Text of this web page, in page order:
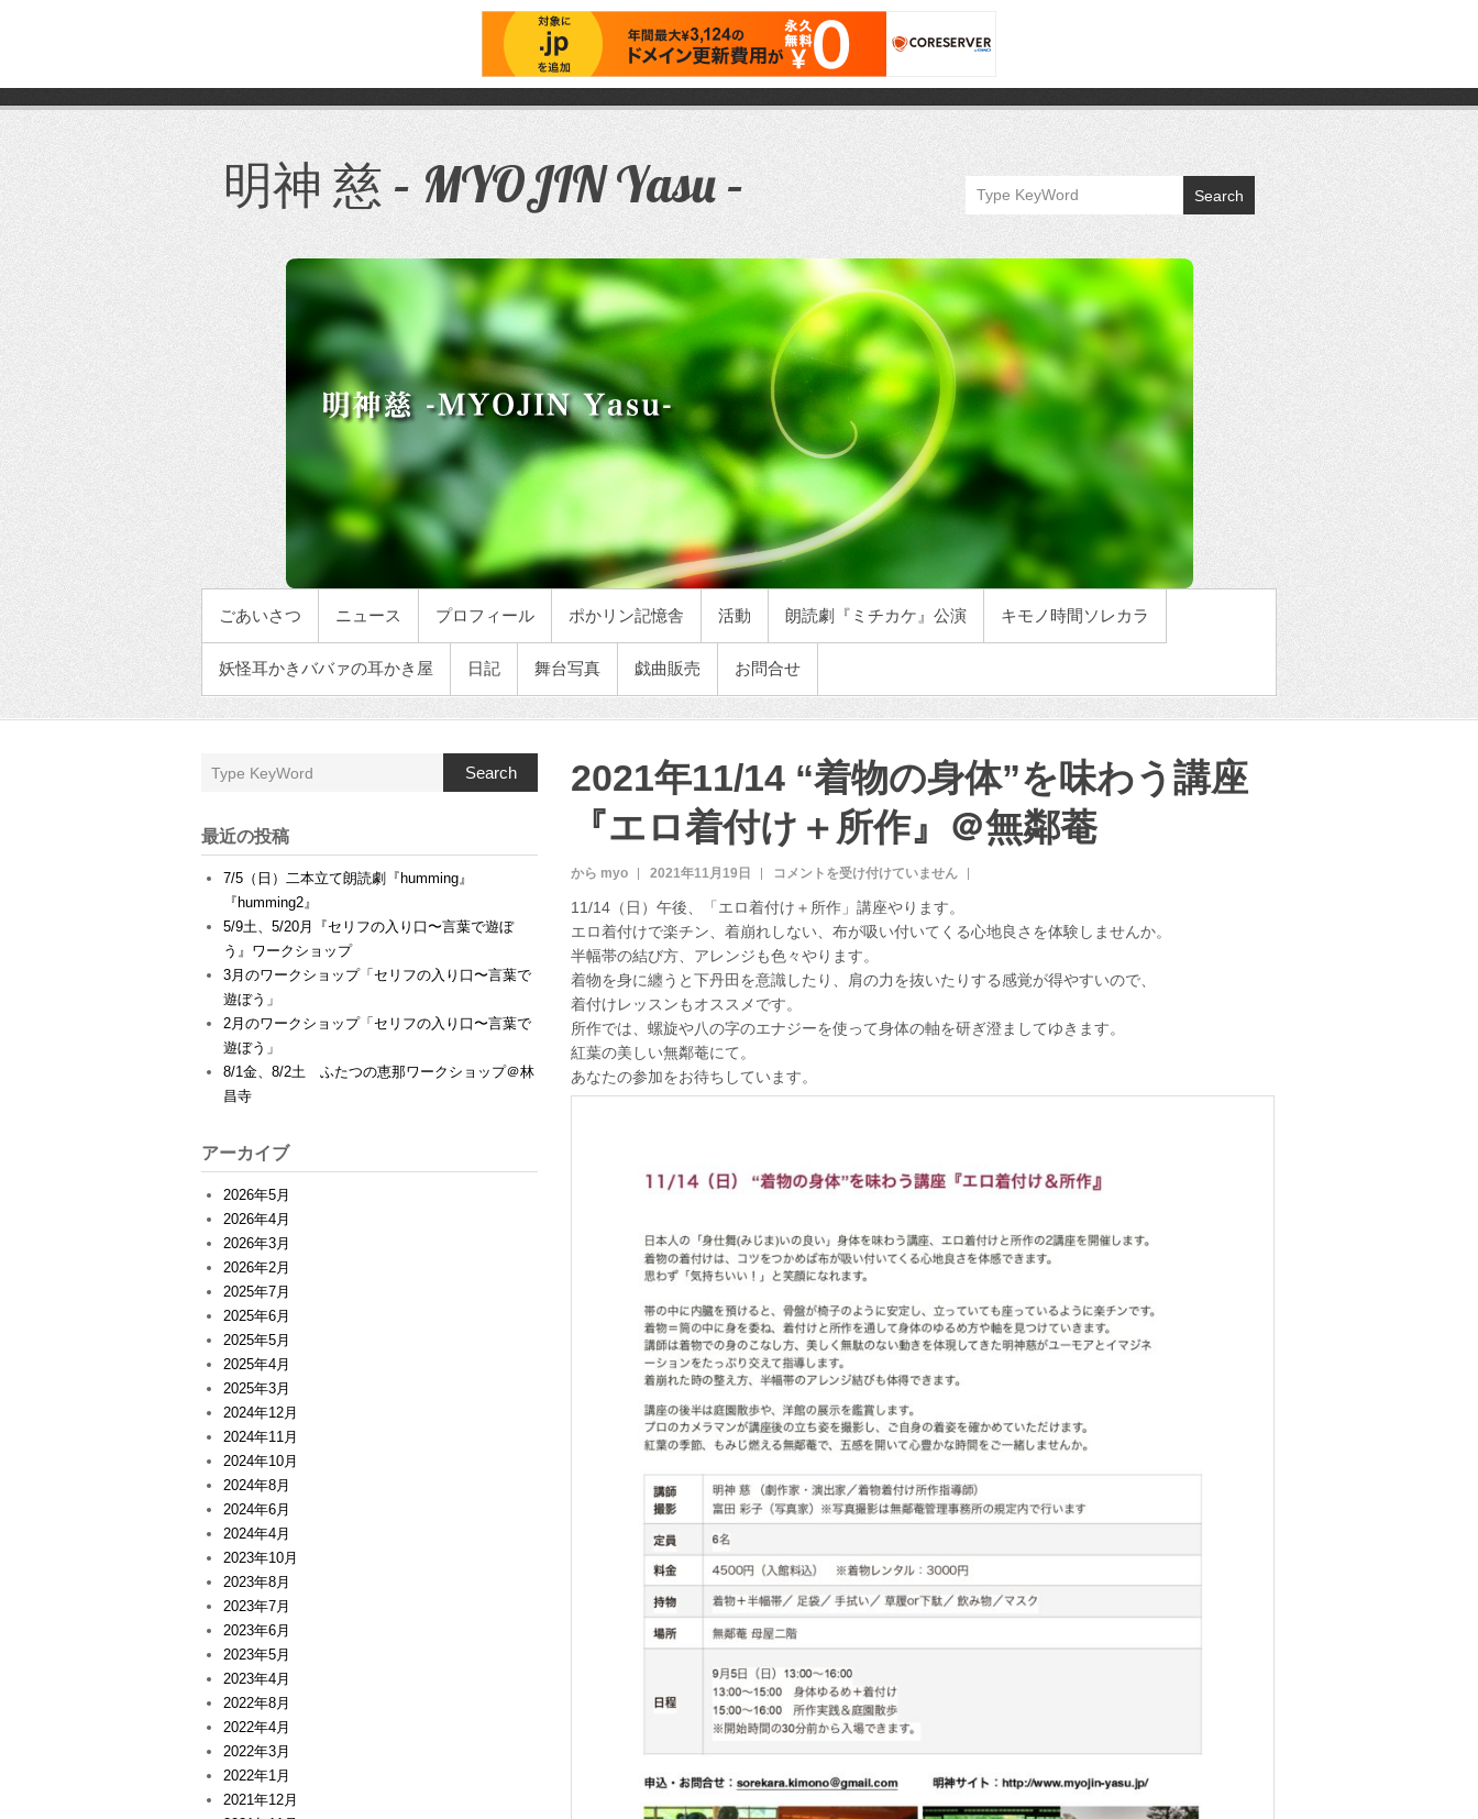
プ
明神 慈 – MYOJIN Yasu – Search
メインメニュー
ごあいさつ ニュース プロフィール ポかリン記憶舎 活動 朗読劇『ミチカケ』公演 キモノ時間ソレカラ
妖怪耳かきババァの耳かき屋 日記 舞台写真 戯曲販売 お問合せ
2021年11/14 “着物の身体”を味わう講座
『エロ着付け＋所作』＠無鄰菴
から myo 2021年11月19日
2
2
1
年
1
1
1
“
体
味
わ
講
座
『
エ
着
付
所
作
＠
無
鄰
菴
は
コメントを受け付けていません
11/14（日）午後、「エロ着付け＋所作」講座やります。
エロ着付けで楽チン、着崩れしない、布が吸い付いてくる心地良さを体験しませんか。
半幅帯の結び方、アレンジも色々やります。
着物を身に纏うと下丹田を意識したり、肩の力を抜いたりする感覚が得やすいので、
着付けレッスンもオススメです。
所作では、螺旋や八の字のエナジーを使って身体の軸を研ぎ澄ましてゆきます。
紅葉の美しい無鄰菴にて。
あなたの参加をお待ちしています。
Search
最近の投稿
7/5（日）二本立て朗読劇『humming』
『humming2』
5/9土、5/20月『セリフの入り口〜言葉で遊ぼ
う』ワークショップ
3月のワークショップ「セリフの入り口〜言葉で
遊ぼう」
2月のワークショップ「セリフの入り口〜言葉で
遊ぼう」
8/1金、8/2土 ふたつの恵那ワークショップ＠林
昌寺
アーカイブ
2026年5月
2026年4月
2026年3月
2026年2月
2025年7月
2025年6月
2025年5月
2025年4月
2025年3月
2024年12月
2024年11月
2024年10月
2024年8月
2024年6月
2024年4月
2023年10月
2023年8月
2023年7月
2023年6月
2023年5月
2023年4月
2022年8月
2022年4月
2022年3月
2022年1月
2021年12月